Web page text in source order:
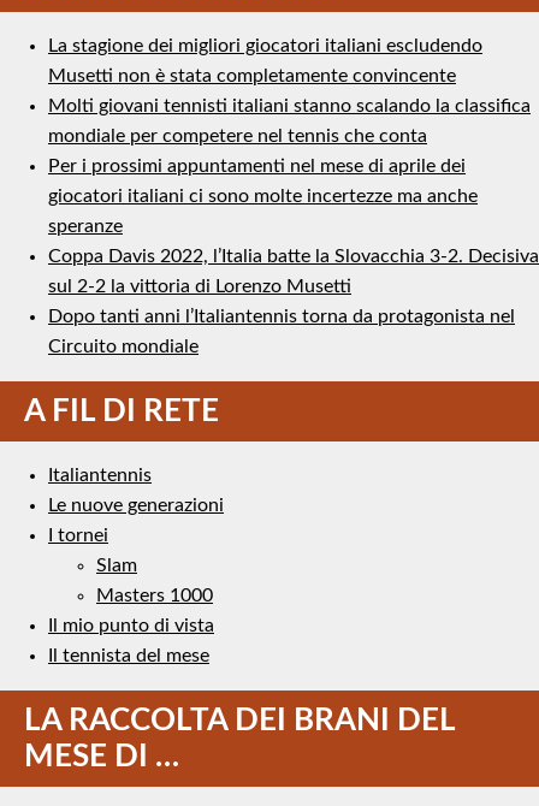
La stagione dei migliori giocatori italiani escludendo
Musetti non è stata completamente convincente
Molti giovani tennisti italiani stanno scalando la classifica
mondiale per competere nel tennis che conta
Per i prossimi appuntamenti nel mese di aprile dei
giocatori italiani ci sono molte incertezze ma anche
speranze
Coppa Davis 2022, l’Italia batte la Slovacchia 3-2. Decisiva
sul 2-2 la vittoria di Lorenzo Musetti
Dopo tanti anni l’Italiantennis torna da protagonista nel
Circuito mondiale
A FIL DI RETE
Italiantennis
Le nuove generazioni
I tornei
Slam
Masters 1000
Il mio punto di vista
Il tennista del mese
LA RACCOLTA DEI BRANI DEL
MESE DI …